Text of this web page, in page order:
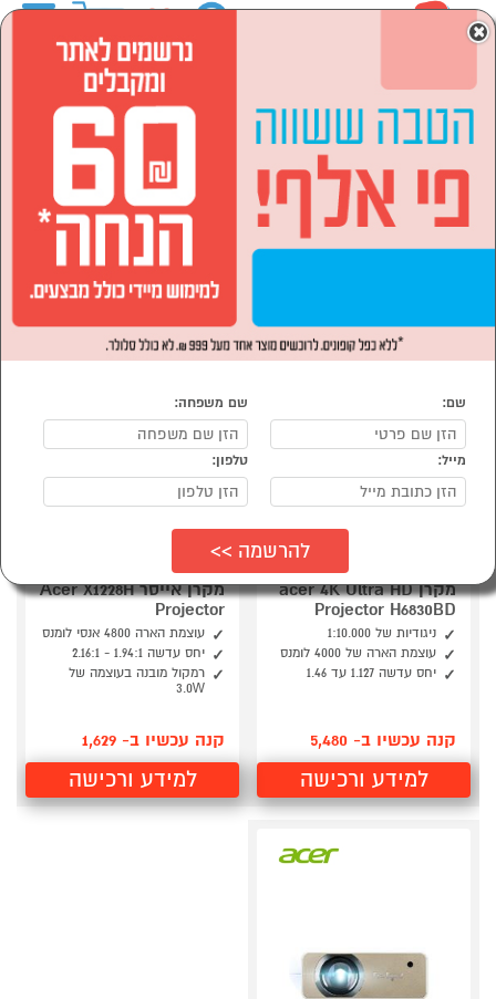
הסתר רשימת קטגוריות
מוצרי חשמל (3)
ACER אייסר
נמצאו 3 מוצרי ACER אייסר
מקרן acer 4K Ultra HD
Projector H6830BD
ניגודיות של 1:10.000
עוצמת הארה של 4000 לומנס
יחס עדשה 1.127 עד 1.46
קנה עכשיו ב- 5,480
למידע ורכישה
מקרן אייסר Acer X1228H
Projector
עוצמת הארה 4800 אנסי לומנס
יחס עדשה 1.94:1 - 2.16:1
רמקול מובנה בעוצמה של
3.0W
קנה עכשיו ב- 1,629
למידע ורכישה
×
שם: שם משפחה:
מייל: טלפון: